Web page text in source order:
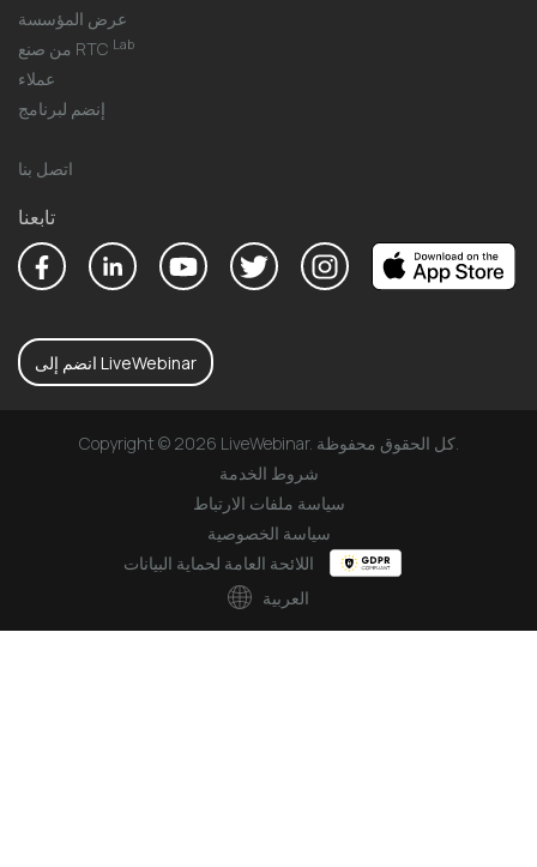
عرض المؤسسة
من صنع RTC Lab
عملاء
إنضم لبرنامج
اتصل بنا
تابعنا
انضم إلى LiveWebinar
Copyright © 2026 LiveWebinar. كل الحقوق محفوظة.
شروط الخدمة
سياسة ملفات الارتباط
سياسة الخصوصية
العربية